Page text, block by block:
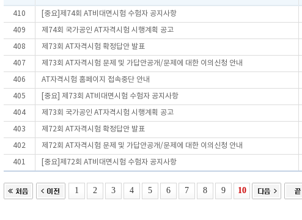
410 [중요]제74회 AT비대면시험 수험자 공지사항
409 제74회 국가공인 AT자격시험 시행계획 공고
408 제73회 AT자격시험 확정답안 발표
407 제73회 AT자격시험 문제 및 가답안공개/문제에 대한 이의신청 안내
406 AT자격시험 홈페이지 접속중단 안내
405 [중요] 제73회 AT비대면시험 수험자 공지사항
404 제73회 국가공인 AT자격시험 시행계획 공고
403 제72회 AT자격시험 확정답안 발표
402 제72회 AT자격시험 문제 및 가답안공개/문제에 대한 이의신청 안내
401 [중요]제72회 AT비대면시험 수험자 공지사항
1 2 3 4 5 6 7 8 9 10